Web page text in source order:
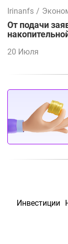
Irinanfs /
От подачи
20 Июля
Инвестиции